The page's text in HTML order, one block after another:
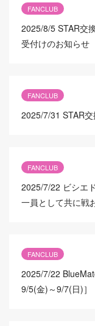
FANCLUB
2025/8/5 STAR交
受付けのお知らせ
FANCLUB
2025/7/31 STAR
FANCLUB
2025/7/22 ビシエ
一員として共に戦
FANCLUB
2025/7/22
9/5(金)～9/7(日)］